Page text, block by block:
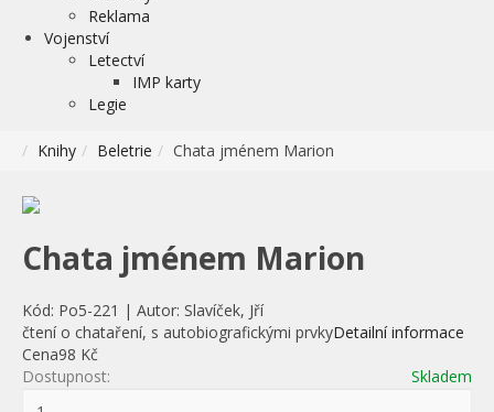
Reklama
Vojenství
Letectví
IMP karty
Legie
Knihy Beletrie Chata jménem Marion
Chata jménem Marion
Kód: Po5-221 | Autor: Slavíček, Jří
čtení o chataření, s autobiografickými prvkyDetailní informace
Cena98 Kč
Dostupnost:
Skladem